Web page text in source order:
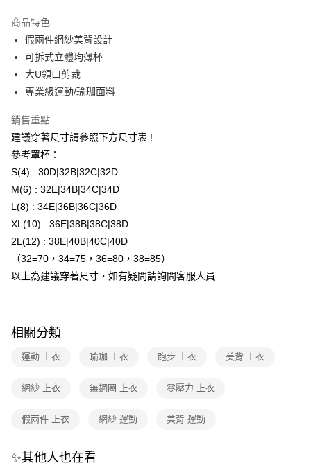
合作金庫商業銀行
華南商業銀行
上海商業儲蓄銀行
國泰世華商業銀行
臺灣中小企業銀行
聯邦商業銀行
元大商業銀行
台新國際商業銀行
台灣樂天信用卡公司
超商取貨付款
LINE Pay
Apple Pay
ATM付款
運送方式
全家取貨付款
每筆NT$80，滿NT$1,500(含以上)免運費
付款後全家取貨
每筆NT$80，滿NT$1,500(含以上)免運費
7-11取貨付款
付款後7-11取貨
每筆NT$80，滿NT$1,200(含以上)免運費
付款後門市自取（約7-10天送達門市，將主動聯繫您到貨可取件時
免運費
商品特色
假兩件網紗美背設計
可拆式立體均薄杯
大U領口剪裁
專業級運動/瑜珈面料
銷售重點
建議穿著尺寸請參照下方尺寸表 !
參考罩杯：
S(4) : 30D|32B|32C|32D
M(6) : 32E|34B|34C|34D
L(8) : 34E|36B|36C|36D
XL(10) : 36E|38B|38C|38D
2L(12) : 38E|40B|40C|40D
（32=70，34=75，36=80，38=85）
以上為建議穿著尺寸，如有疑問請詢問客服人員
相關分類
運動 上衣 瑜珈 上衣 跑步 上衣 美背 上衣
網紗 上衣 無鋼圈 上衣 零壓力 上衣
假兩件 上衣 網紗 運動 美背 運動
✨其他人也在看